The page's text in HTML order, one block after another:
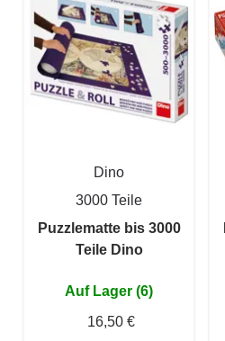
Dino
3000 Teile
Puzzlematte bis 3000
Teile Dino
Auf Lager (6)
16,50 €